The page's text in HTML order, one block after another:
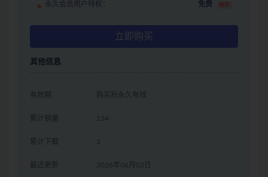
永久会员用户特权： 免费 推荐
立即购买
其他信息
有效期 购买后永久有效
累计销量 134
累计下载 3
最近更新 2026年06月02日